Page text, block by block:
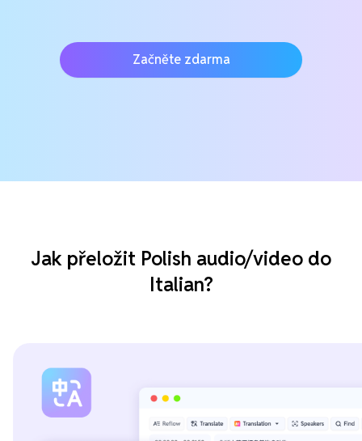
Začněte zdarma
Jak přeložit Polish audio/video do
Italian?